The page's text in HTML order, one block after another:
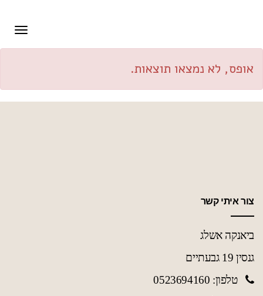
אופס, לא נמצאו תוצאות.
צור איתי קשר
ביאנקה אשלג
גנסין 19 גבעתיים
טלפון: 0523694160